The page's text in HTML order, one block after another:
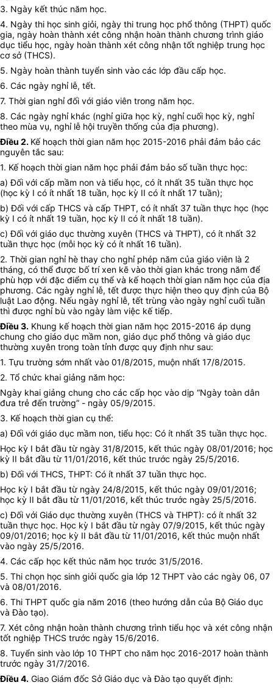
3. Ngày kết thúc năm học.
4. Ngày thi học sinh giỏi, ngày thi trung học phổ thông (THPT) quốc
gia, ngày hoàn thành xét công nhận hoàn thành chương trình giáo
dục tiểu học, ngày hoàn thành xét công nhận tốt nghiệp trung học
cơ sở (THCS).
5. Ngày hoàn thành tuyển sinh vào các lớp đầu cấp học.
6. Các ngày nghỉ lễ, tết.
7. Thời gian nghỉ đối với giáo viên trong năm học.
8. Các ngày nghỉ khác (nghỉ giữa học kỳ, nghỉ cuối học kỳ, nghỉ
theo mùa vụ, nghỉ lễ hội truyền thống của địa phương).
Điều 2. Kế hoạch thời gian năm học 2015-2016 phải đảm bảo các
nguyên tắc sau:
1. Kế hoạch thời gian năm học phải đảm bảo số tuần thực học:
a) Đối với cấp mầm non và tiểu học, có ít nhất 35 tuần thực học
(học kỳ I có ít nhất 18 tuần, học kỳ II có ít nhất 17 tuần);
b) Đối với cấp THCS và cấp THPT, có ít nhất 37 tuần thực học (học
kỳ I có ít nhất 19 tuần, học kỳ II có ít nhất 18 tuần).
c) Đối với giáo dục thường xuyên (THCS và THPT), có ít nhất 32
tuần thực học (mỗi học kỳ có ít nhất 16 tuần).
2. Thời gian nghỉ hè thay cho nghỉ phép năm của giáo viên là 2
tháng, có thể được bố trí xen kẽ vào thời gian khác trong năm để
phù hợp với đặc điểm cụ thể và kế hoạch thời gian năm học của địa
phương. Các ngày nghỉ lễ, tết được thực hiện theo quy định của Bộ
luật Lao động. Nếu ngày nghỉ lễ, tết trùng vào ngày nghỉ cuối tuần
thì được nghỉ bù vào ngày làm việc kế tiếp.
Điều 3. Khung kế hoạch thời gian năm học 2015-2016 áp dụng
chung cho giáo dục mầm non, giáo dục phổ thông và giáo dục
thường xuyên trong toàn tỉnh được quy định như sau:
1. Tựu trường sớm nhất vào 01/8/2015, muộn nhất 17/8/2015.
2. Tổ chức khai giảng năm học:
Ngày khai giảng chung cho các cấp học vào dịp “Ngày toàn dân
đưa trẻ đến trường” - ngày 05/9/2015.
3. Kế hoạch thời gian cụ thể:
a) Đối với giáo dục mầm non, tiểu học: Có ít nhất 35 tuần thực học.
Học kỳ I bắt đầu từ ngày 31/8/2015, kết thúc ngày 08/01/2016; học
kỳ II bắt đầu từ 11/01/2016, kết thúc trước ngày 25/5/2016.
b) Đối với THCS, THPT: Có ít nhất 37 tuần thực học.
Học kỳ I bắt đầu từ ngày 24/8/2015, kết thúc ngày 09/01/2016;
học kỳ II bắt đầu từ 11/01/2016, kết thúc trước ngày 25/5/2016.
c) Đối với Giáo dục thường xuyên (THCS và THPT): có ít nhất 32
tuần thực học. Học kỳ I bắt đầu từ ngày 07/9/2015, kết thúc ngày
09/01/2016; học kỳ II bắt đầu từ 11/01/2016, kết thúc muộn nhất
vào ngày 25/5/2016.
4. Các cấp học kết thúc năm học trước 31/5/2016.
5. Thi chọn học sinh giỏi quốc gia lớp 12 THPT vào các ngày 06, 07
và 08/01/2016.
6. Thi THPT quốc gia năm 2016 (theo hướng dẫn của Bộ Giáo dục
và Đào tạo).
7. Xét công nhận hoàn thành chương trình tiểu học và xét công nhận
tốt nghiệp THCS trước ngày 15/6/2016.
8. Tuyển sinh vào lớp 10 THPT cho năm học 2016-2017 hoàn thành
trước ngày 31/7/2016.
Điều 4. Giao Giám đốc Sở Giáo dục và Đào tạo quyết định: